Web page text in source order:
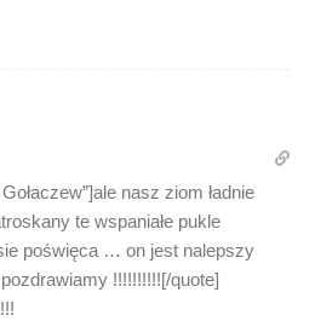
nasz ziom ładnie
te wspaniałe pukle
poświęca … on jest nalepszy
!!!!!!!!!![/quote]